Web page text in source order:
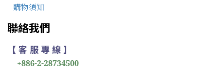
購物須知
聯絡我們
【 客 服 專 線 】
+886-2-28734500